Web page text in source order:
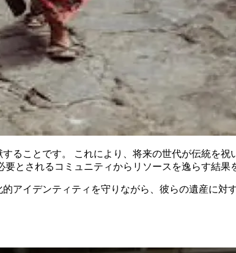
ることです。 これにより、将来の世代が伝統を祝
とされるコミュニティからリソースを逸らす結果
アイデンティティを守りながら、彼らの遺産に対